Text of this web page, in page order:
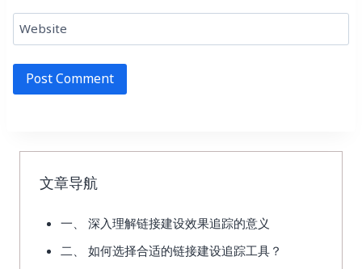
Website
文章导航
一、 深入理解链接建设效果追踪的意义
二、 如何选择合适的链接建设追踪工具？